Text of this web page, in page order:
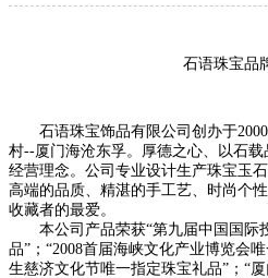
石语珠宝品
石语珠宝饰品有限公司创办于2000
村--厦门海沧东孚。厚德之心、以石
经营理念。公司专业设计生产珠宝玉
高端的品质、精湛的手工艺、时尚个
收藏者的最爱。
本公司产品荣获“第九届中国国际
品”；“2008首届海峡文化产业博览会
生慈济文化节唯一指定珠宝礼品”；“